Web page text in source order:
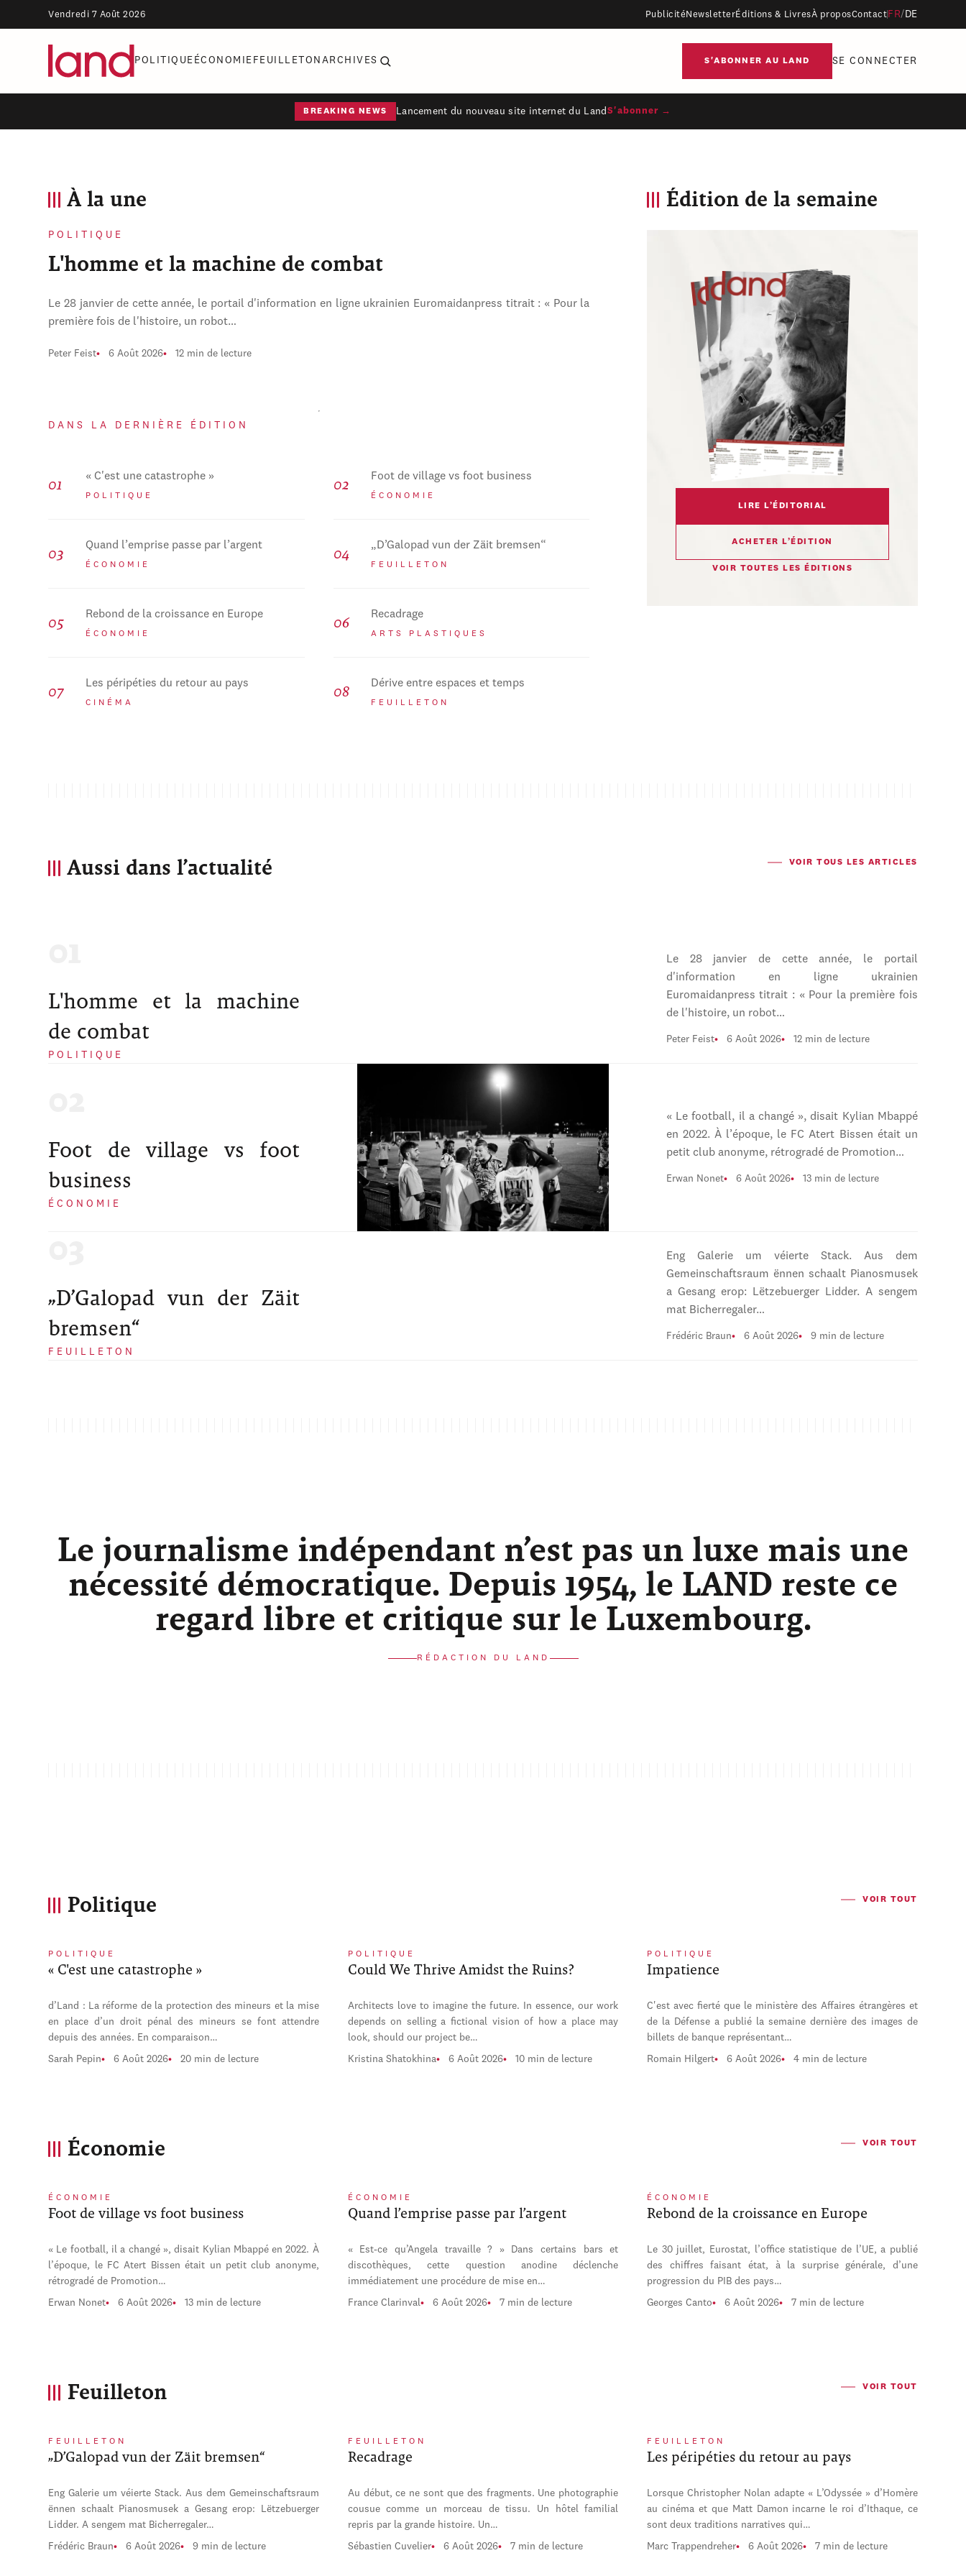
Vendredi 7 Août 2026 Publicité NewsletterÉditions & LivresÀ proposContact FR/ DE
POLITIQUE ÉCONOMIE FEUILLETON ARCHIVES S'ABONNER AU LAND SE CONNECTER
BREAKING NEWS Lancement du nouveau site internet du Land S'abonner →
À la une
POLITIQUE
L'homme et la machine de combat
Le 28 janvier de cette année, le portail d'information en ligne ukrainien Euromaidanpress titrait : « Pour la
première fois de l'histoire, un robot…
Peter Feist 6 Août 2026 12 min de lecture
DANS LA DERNIÈRE ÉDITION
« C'est une catastrophe »
POLITIQUE
Foot de village vs foot business
ÉCONOMIE
Quand l’emprise passe par l’argent
ÉCONOMIE
„D’Galopad vun der Zäit bremsen“
FEUILLETON
Rebond de la croissance en Europe
ÉCONOMIE
Recadrage
ARTS PLASTIQUES
Les péripéties du retour au pays
CINÉMA
Dérive entre espaces et temps
FEUILLETON
Édition de la semaine
LIRE L’ÉDITORIAL
ACHETER L’ÉDITION
VOIR TOUTES LES ÉDITIONS
Aussi dans l’actualité VOIR TOUS LES ARTICLES
L'homme et la machine
de combat
POLITIQUE
Le 28 janvier de cette année, le portail
d'information en ligne ukrainien
Euromaidanpress titrait : « Pour la première fois
de l'histoire, un robot…
Peter Feist 6 Août 2026 12 min de lecture
Foot de village vs foot
business
ÉCONOMIE
« Le football, il a changé », disait Kylian Mbappé
en 2022. À l’époque, le FC Atert Bissen était un
petit club anonyme, rétrogradé de Promotion…
Erwan Nonet 6 Août 2026 13 min de lecture
„D’Galopad vun der Zäit
bremsen“
FEUILLETON
Eng Galerie um véierte Stack. Aus dem
Gemeinschaftsraum ënnen schaalt Pianosmusek
a Gesang erop: Lëtzebuerger Lidder. A sengem
mat Bicherregaler…
Frédéric Braun 6 Août 2026 9 min de lecture
Le journalisme indépendant n’est pas un luxe mais une
nécessité démocratique. Depuis 1954, le LAND reste ce
regard libre et critique sur le Luxembourg.
RÉDACTION DU LAND
Politique VOIR TOUT
POLITIQUE
« C'est une catastrophe »
d’Land : La réforme de la protection des mineurs et la mise
en place d’un droit pénal des mineurs se font attendre
depuis des années. En comparaison…
Sarah Pepin 6 Août 2026 20 min de lecture
POLITIQUE
Could We Thrive Amidst the Ruins?
Architects love to imagine the future. In essence, our work
depends on selling a fictional vision of how a place may
look, should our project be…
Kristina Shatokhina 6 Août 2026 10 min de lecture
POLITIQUE
Impatience
C'est avec fierté que le ministère des Affaires étrangères et
de la Défense a publié la semaine dernière des images de
billets de banque représentant…
Romain Hilgert 6 Août 2026 4 min de lecture
Économie VOIR TOUT
ÉCONOMIE
Foot de village vs foot business
« Le football, il a changé », disait Kylian Mbappé en 2022. À
l’époque, le FC Atert Bissen était un petit club anonyme,
rétrogradé de Promotion…
Erwan Nonet 6 Août 2026 13 min de lecture
ÉCONOMIE
Quand l’emprise passe par l’argent
« Est-ce qu’Angela travaille ? » Dans certains bars et
discothèques, cette question anodine déclenche
immédiatement une procédure de mise en…
France Clarinval 6 Août 2026 7 min de lecture
ÉCONOMIE
Rebond de la croissance en Europe
Le 30 juillet, Eurostat, l’office statistique de l’UE, a publié
des chiffres faisant état, à la surprise générale, d’une
progression du PIB des pays…
Georges Canto 6 Août 2026 7 min de lecture
Feuilleton VOIR TOUT
FEUILLETON
„D’Galopad vun der Zäit bremsen“
Eng Galerie um véierte Stack. Aus dem Gemeinschaftsraum
ënnen schaalt Pianosmusek a Gesang erop: Lëtzebuerger
Lidder. A sengem mat Bicherregaler…
Frédéric Braun 6 Août 2026 9 min de lecture
FEUILLETON
Recadrage
Au début, ce ne sont que des fragments. Une photographie
cousue comme un morceau de tissu. Un hôtel familial
repris par la grande histoire. Un…
Sébastien Cuvelier 6 Août 2026 7 min de lecture
FEUILLETON
Les péripéties du retour au pays
Lorsque Christopher Nolan adapte « L’Odyssée » d’Homère
au cinéma et que Matt Damon incarne le roi d’Ithaque, ce
sont deux traditions narratives qui…
Marc Trappendreher 6 Août 2026 7 min de lecture